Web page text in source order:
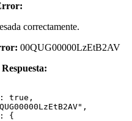
correctamente.
00QUG00000LzEtB2AV
true,
{